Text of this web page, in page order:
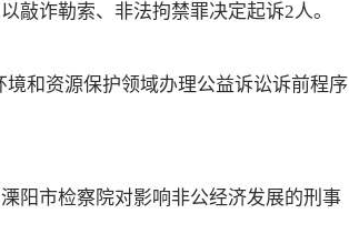
诈勒索、非法拘禁罪决定起诉2人。
和资源保护领域办理公益诉讼诉前程序
市检察院对影响非公经济发展的刑事